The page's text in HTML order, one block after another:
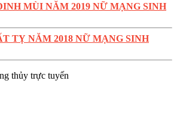
MÙI NĂM 2019 NỮ MẠNG SINH
TỴ NĂM 2018 NỮ MẠNG SINH
thủy trực tuyến